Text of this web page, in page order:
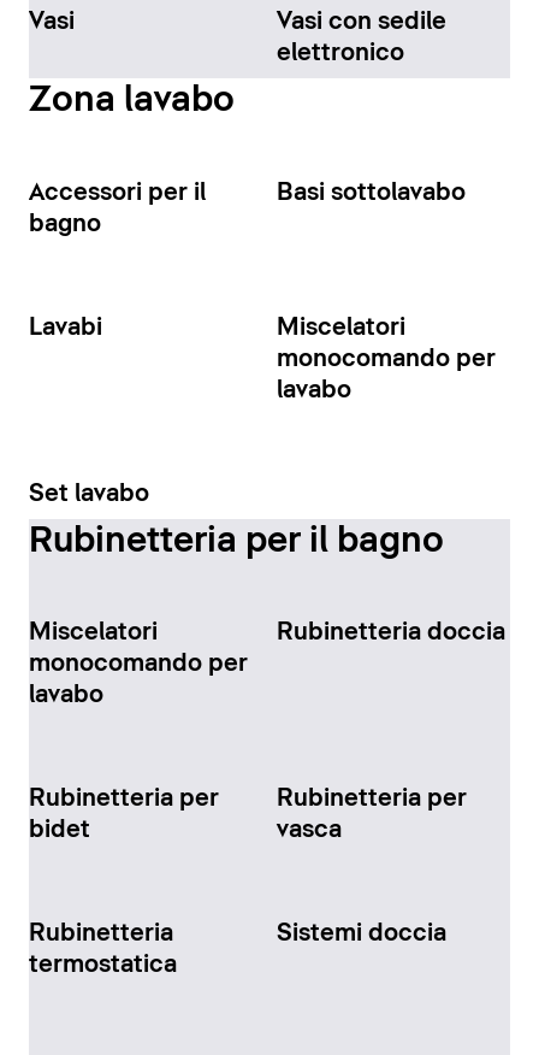
Vasi
Vasi con sedile
elettronico
Zona lavabo
Accessori per il
bagno
Basi sottolavabo
Lavabi
Miscelatori
monocomando per
lavabo
Set lavabo
Rubinetteria per il bagno
Miscelatori
monocomando per
lavabo
Rubinetteria doccia
Rubinetteria per
bidet
Rubinetteria per
vasca
Rubinetteria
termostatica
Sistemi doccia